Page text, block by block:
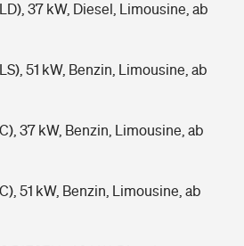
37 kW, Diesel, Limousine, ab
51 kW, Benzin, Limousine, ab
37 kW, Benzin, Limousine, ab
51 kW, Benzin, Limousine, ab